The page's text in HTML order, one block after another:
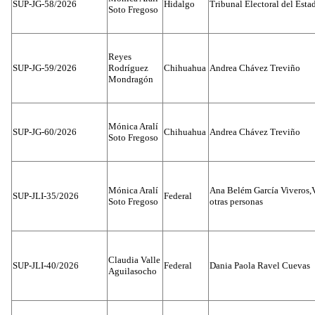
SUP-JG-58/2026
Soto Fregoso
Hidalgo Tribunal Electoral del
SUP-JG-59/2026
Reyes
Rodríguez
Mondragón
Chihuahua Andrea Chávez Treviño
SUP-JG-60/2026
Mónica Aralí
Soto Fregoso
Chihuahua Andrea Chávez Treviño
SUP-JLI-35/2026
Mónica Aralí
Soto Fregoso
Federal
Ana Belém García
otras personas
SUP-JLI-40/2026
Claudia Valle
Aguilasocho
Federal Dania Paola Ravel Cuevas